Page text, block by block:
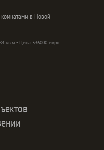
в Новой
кв.м. - Цена 336000 евро